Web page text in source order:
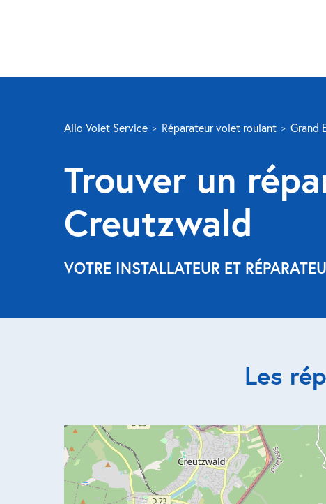
Allo Volet Service Réparateur volet roulant Grand
Trouver un
Creutzwald
VOTRE INSTALLATEUR ET
Les